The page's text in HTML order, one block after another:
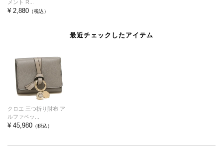
メント R...
¥ 2,880 （税込）
最近チェックしたアイテム
クロエ 三つ折り財布 ア
ルファベッ...
¥ 45,980 （税込）